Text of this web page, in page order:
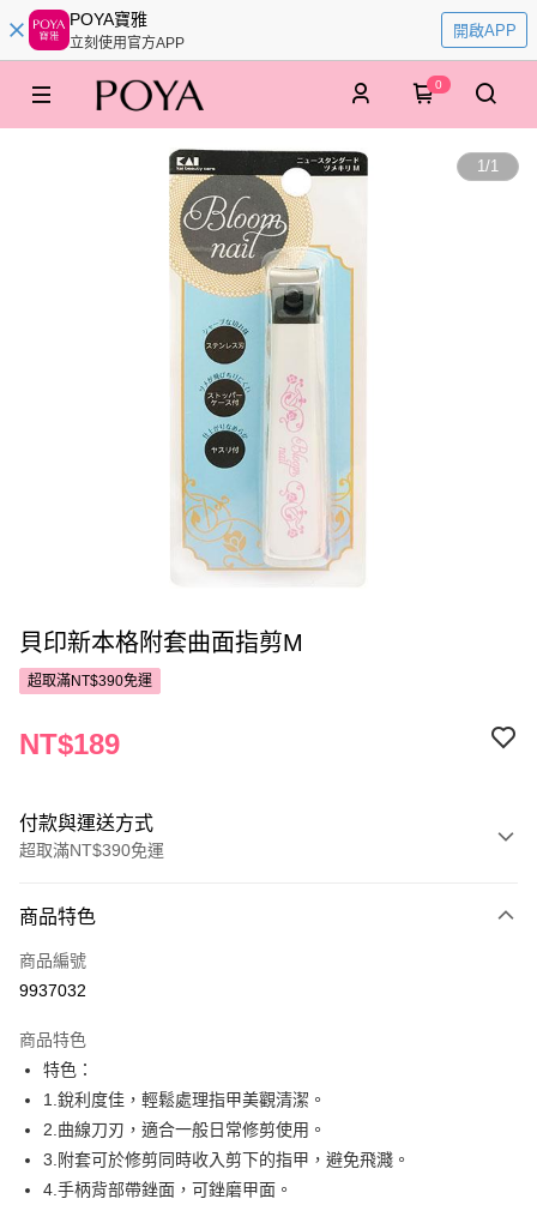
POYA寶雅
立刻使用官方APP
開啟APP
0
1/1
貝印新本格附套曲面指剪M
超取滿NT$390免運
NT$189
付款與運送方式
超取滿NT$390免運
POYA支付
信用卡一次付款
LINE Pay
Apple Pay
街口支付
悠遊付
商品特色
商品編號
9937032
商品特色
特色：
1.銳利度佳，輕鬆處理指甲美觀清潔。
2.曲線刀刃，適合一般日常修剪使用。
3.附套可於修剪同時收入剪下的指甲，避免飛濺。
4.手柄背部帶銼面，可銼磨甲面。